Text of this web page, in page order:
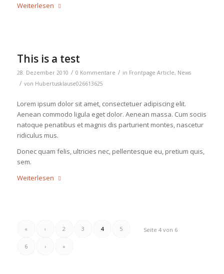
Weiterlesen
This is a test
28. Dezember 2010 / 0 Kommentare / in Frontpage Article, News
/ von Hubertusklause026613625
Lorem ipsum dolor sit amet, consectetuer adipiscing elit.
Aenean commodo ligula eget dolor. Aenean massa. Cum sociis
natoque penatibus et magnis dis parturient montes, nascetur
ridiculus mus.
Donec quam felis, ultricies nec, pellentesque eu, pretium quis,
sem.
Weiterlesen
Seite 4 von 6
« ‹ 2 3 4 5
6 › »